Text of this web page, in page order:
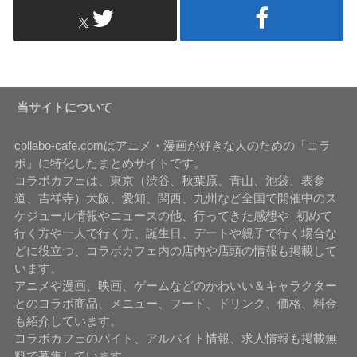
当サイトについて
collabo-cafe.comはアニメ・漫画が好きな人のための「コラ
ボ」に特化したまとめサイトです。
コラボカフェは、東京（渋谷、秋葉原、青山、池袋、表参
道、吉祥寺）大阪、愛知、関西、九州など全国で開催中のス
ケジュール情報やニュースの他、行ってきた感想や 初めて
行く方や一人で行く方、誕生日、デートや親子で行く場合な
どに役立つ、コラボカフェ内の店内や店頭の情報も掲載して
います。
アニメや漫画、映画、ゲームなどのかわいい＆キャラクター
とのコラボ商品、メニュー、フード、ドリンク、価格、料金
も紹介しています。
コラボカフェのバイト、アルバイト情報、求人情報も掲載無